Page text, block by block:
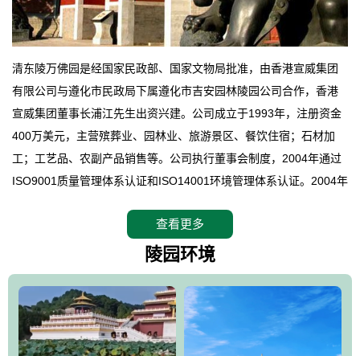
清东陵万佛园是经国家民政部、国家文物局批准，由香港宣威集团
有限公司与遵化市民政局下属遵化市吉安园林陵园公司合作，香港
宣威集团董事长浦江先生出资兴建。公司成立于1993年，注册资金
400万美元，主营殡葬业、园林业、旅游景区、餐饮住宿；石材加
工；工艺品、农副产品销售等。公司执行董事会制度，2004年通过
ISO9001质量管理体系认证和ISO14001环境管理体系认证。2004年
拥有4A级旅游区头衔的花园式陵园，园内建有四星级酒店一座。
万佛园位于遵化市境内，座落在世界文化遗产清东陵地形墙内，地
形绝佳，地理位置优越，交通便利。公司以“建设全国顶级人生后花
园、打造佛教精品旅游圣地”为目标，以海外归侨、国内外知名人士
的墓地安葬、祭祀吊亡并结合旅游参观构成其主要使用功能；以苍
郁绚丽、优雅宜人的园林景观构成其外部形象。通过墓园建设与造
查看更多
陵园环境